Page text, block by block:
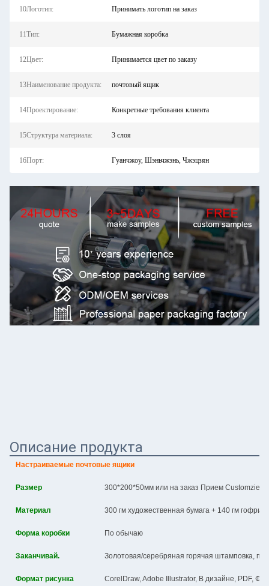
10Логотип: Принимать логотип на заказ
11Тип: Бумажная коробка
12Цвет: Принимается цвет по заказу
13Наименование продукта: почтовый ящик
14Проектирование: Конкретные требования клиента
15Структура материала: 3 слоя
16Порт: Гуанчжоу, Шэньчжэнь, Чжэцзян
Описание продукта
Настраиваемые почтовые ящики
Размер 300*200*50мм или на заказ Прием Customzied
Материал 300 гм художественная бумага + 140 гм
Форма коробки По обычаю
Заканчивай. Золотовая/серебряная горячая штамповка,
Формат рисунка CorelDraw, Adobe Illustrator, В дизайне, PDF,